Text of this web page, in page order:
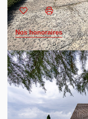
Nos honoraires
Belle propriété située
sous-sol total centrée
aménagé.
Aux prestations
larges ouvertures,